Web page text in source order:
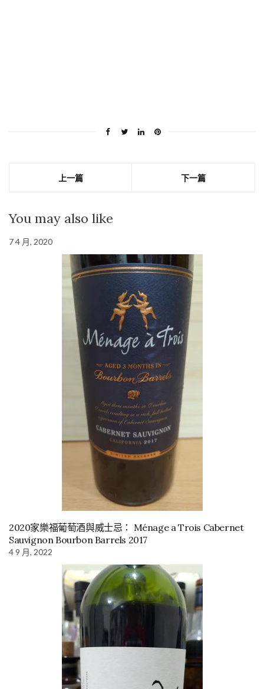
上一篇 下一篇
You may also like
7 4 月, 2020
2020家樂福葡萄酒與威士忌： Ménage a Trois Cabernet
Sauvignon Bourbon Barrels 2017
4 9 月, 2022